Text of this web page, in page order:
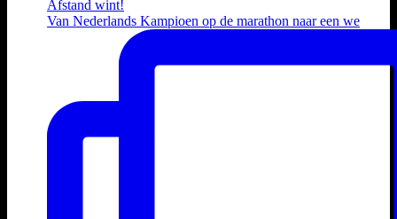
Van Nederlands Kampioen op de marathon naar een we